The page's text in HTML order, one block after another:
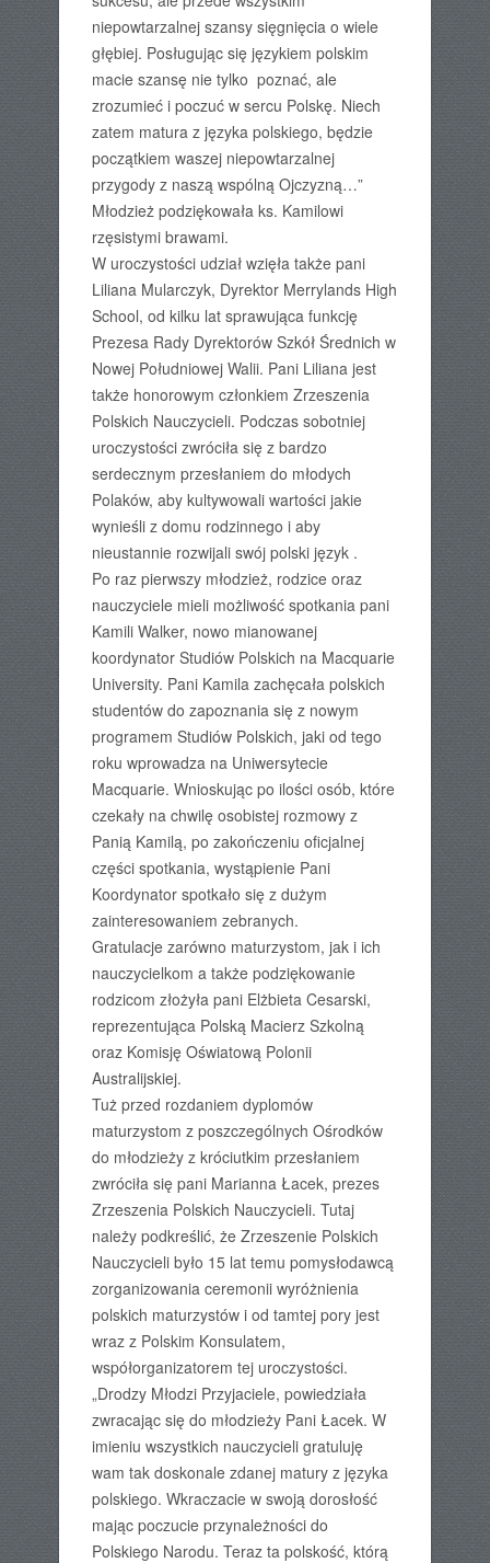
niepowtarzalnej szansy sięgnięcia o wiele
głębiej. Posługując się językiem polskim
macie szansę nie tylko poznać, ale
zrozumieć i poczuć w sercu Polskę. Niech
zatem matura z języka polskiego, będzie
początkiem waszej niepowtarzalnej
przygody z naszą wspólną Ojczyzną…”
Młodzież podziękowała ks. Kamilowi
rzęsistymi brawami.
W uroczystości udział wzięła także pani
Liliana Mularczyk, Dyrektor Merrylands High
School, od kilku lat sprawująca funkcję
Prezesa Rady Dyrektorów Szkół Średnich w
Nowej Południowej Walii. Pani Liliana jest
także honorowym członkiem Zrzeszenia
Polskich Nauczycieli. Podczas sobotniej
uroczystości zwróciła się z bardzo
serdecznym przesłaniem do młodych
Polaków, aby kultywowali wartości jakie
wynieśli z domu rodzinnego i aby
nieustannie rozwijali swój polski język .
Po raz pierwszy młodzież, rodzice oraz
nauczyciele mieli możliwość spotkania pani
Kamili Walker, nowo mianowanej
koordynator Studiów Polskich na Macquarie
University. Pani Kamila zachęcała polskich
studentów do zapoznania się z nowym
programem Studiów Polskich, jaki od tego
roku wprowadza na Uniwersytecie
Macquarie. Wnioskując po ilości osób, które
czekały na chwilę osobistej rozmowy z
Panią Kamilą, po zakończeniu oficjalnej
części spotkania, wystąpienie Pani
Koordynator spotkało się z dużym
zainteresowaniem zebranych.
Gratulacje zarówno maturzystom, jak i ich
nauczycielkom a także podziękowanie
rodzicom złożyła pani Elżbieta Cesarski,
reprezentująca Polską Macierz Szkolną
oraz Komisję Oświatową Polonii
Australijskiej.
Tuż przed rozdaniem dyplomów
maturzystom z poszczególnych Ośrodków
do młodzieży z króciutkim przesłaniem
zwróciła się pani Marianna Łacek, prezes
Zrzeszenia Polskich Nauczycieli. Tutaj
należy podkreślić, że Zrzeszenie Polskich
Nauczycieli było 15 lat temu pomysłodawcą
zorganizowania ceremonii wyróżnienia
polskich maturzystów i od tamtej pory jest
wraz z Polskim Konsulatem,
współorganizatorem tej uroczystości.
„Drodzy Młodzi Przyjaciele, powiedziała
zwracając się do młodzieży Pani Łacek. W
imieniu wszystkich nauczycieli gratuluję
wam tak doskonale zdanej matury z języka
polskiego. Wkraczacie w swoją dorosłość
mając poczucie przynależności do
Polskiego Narodu. Teraz ta polskość, którą